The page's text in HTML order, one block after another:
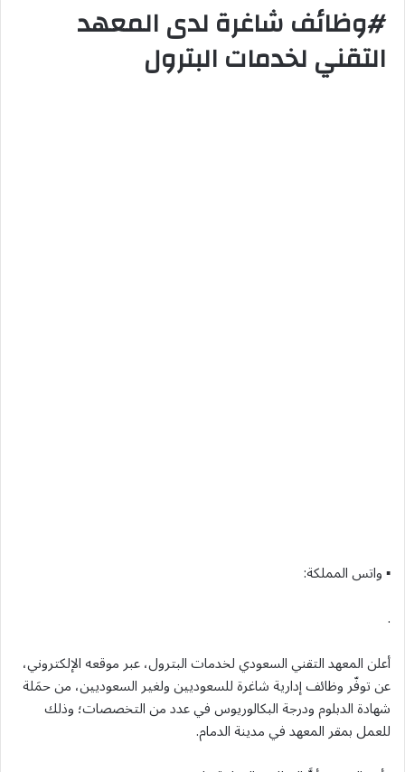
#وظائف شاغرة لدى المعهد
التقني لخدمات البترول
▪︎ واتس المملكة:
.
أعلن المعهد التقني السعودي لخدمات البترول، عبر موقعه الإلكتروني،
عن توفّر وظائف إدارية شاغرة للسعوديين ولغير السعوديين، من حمَلة
شهادة الدبلوم ودرجة البكالوريوس في عدد من التخصصات؛ وذلك
للعمل بمقر المعهد في مدينة الدمام.